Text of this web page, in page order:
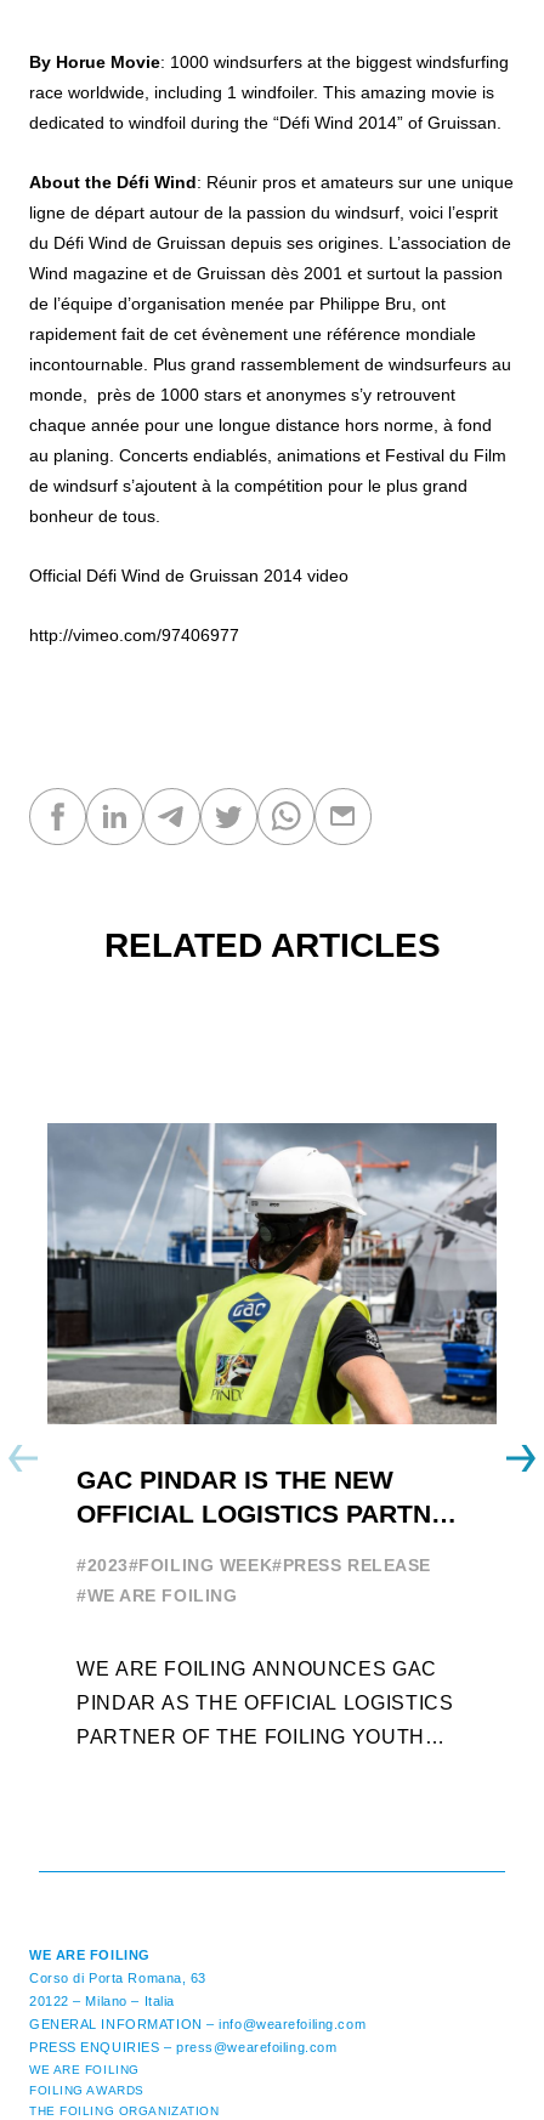
By Horue Movie: 1000 windsurfers at the biggest windsfurfing
race worldwide, including 1 windfoiler. This amazing movie is
dedicated to windfoil during the “Défi Wind 2014” of Gruissan.
About the Défi Wind: Réunir pros et amateurs sur une unique
ligne de départ autour de la passion du windsurf, voici l’esprit
du Défi Wind de Gruissan depuis ses origines. L’association de
Wind magazine et de Gruissan dès 2001 et surtout la passion
de l’équipe d’organisation menée par Philippe Bru, ont
rapidement fait de cet évènement une référence mondiale
incontournable. Plus grand rassemblement de windsurfeurs au
monde, près de 1000 stars et anonymes s’y retrouvent
chaque année pour une longue distance hors norme, à fond
au planing. Concerts endiablés, animations et Festival du Film
de windsurf s’ajoutent à la compétition pour le plus grand
bonheur de tous.
Official Défi Wind de Gruissan 2014 video
http://vimeo.com/97406977
RELATED ARTICLES
GAC PINDAR IS THE NEW
OFFICIAL LOGISTICS PARTNER
#2023#FOILING WEEK#PRESS RELEASE
#WE ARE FOILING
WE ARE FOILING ANNOUNCES GAC
PINDAR AS THE OFFICIAL LOGISTICS
PARTNER OF THE FOILING YOUTH
WE ARE FOILING
Corso di Porta Romana, 63
20122 – Milano – Italia
GENERAL INFORMATION –info@wearefoiling.com
PRESS ENQUIRIES –press@wearefoiling.com
WE ARE FOILING
FOILING AWARDS
THE FOILING ORGANIZATION